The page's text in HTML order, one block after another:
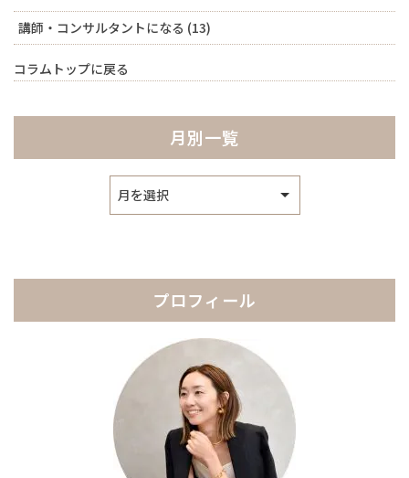
講師・コンサルタントになる (13)
コラムトップに戻る
月別一覧
ブ
プロフィール